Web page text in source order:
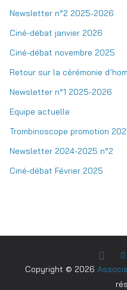
Newsletter n°2 2025-2026
Ciné-débat janvier 2026
Ciné-débat novembre 2025
Retour sur la cérémonie
Newsletter n°1 2025-2026
Equipe actuelle
Trombinoscope promotion
Newsletter 2024-2025 n°2
Ciné-débat Février 2025
Copyright © 2026